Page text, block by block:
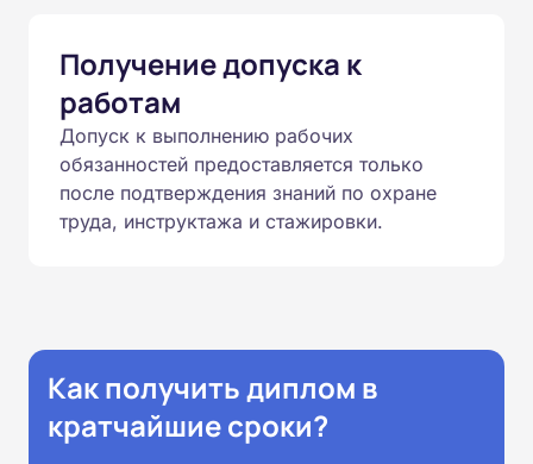
Получение допуска к
работам
Допуск к выполнению рабочих
обязанностей предоставляется только
после подтверждения знаний по охране
труда, инструктажа и стажировки.
Как получить диплом в
кратчайшие сроки?